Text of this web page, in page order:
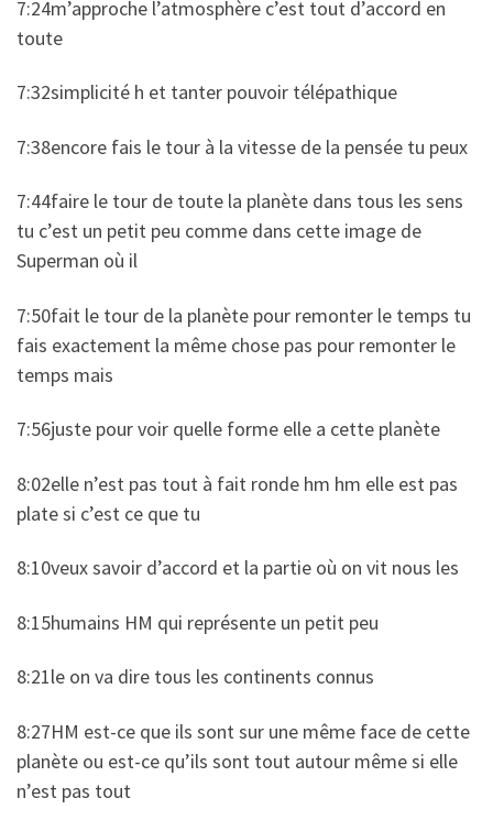
7:24m’approche l’atmosphère c’est tout d’accord en
toute
7:32simplicité h et tanter pouvoir télépathique
7:38encore fais le tour à la vitesse de la pensée tu peux
7:44faire le tour de toute la planète dans tous les sens
tu c’est un petit peu comme dans cette image de
Superman où il
7:50fait le tour de la planète pour remonter le temps tu
fais exactement la même chose pas pour remonter le
temps mais
7:56juste pour voir quelle forme elle a cette planète
8:02elle n’est pas tout à fait ronde hm hm elle est pas
plate si c’est ce que tu
8:10veux savoir d’accord et la partie où on vit nous les
8:15humains HM qui représente un petit peu
8:21le on va dire tous les continents connus
8:27HM est-ce que ils sont sur une même face de cette
planète ou est-ce qu’ils sont tout autour même si elle
n’est pas tout